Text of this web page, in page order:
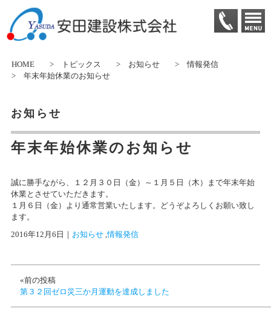
HOME > トピックス > お知らせ >情報発信
> 年末年始休業のお知らせ
お知らせ
年末年始休業のお知らせ
誠に勝手ながら、１２月３０日（金）～１月５日（木）まで年末年始
休業とさせていただきます。
１月６日（金）より通常営業いたします。どうぞよろしくお願い致し
ます。
2016年12月6日 ｜ お知らせ ,情報発信
«前の投稿
第３２回ゼロ災三か月運動を達成しました